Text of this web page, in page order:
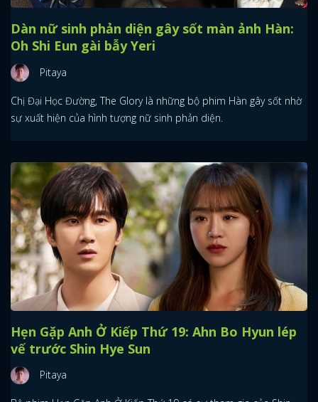
Dàn nữ sinh phản diện gây sốt màn ảnh Hàn:
Oh Shi Eun gài bẫy Yeri
Pitaya
Chị Đại Học Đường, The Glory là những bộ phim Hàn gây sốt nhờ
sự xuất hiện của hình tượng nữ sinh phản diện.
Hẹn Gặp Anh Ở Kiếp Thứ 19: Ahn Bo Hyun lép
vế trước Shin Hye Sun
Pitaya